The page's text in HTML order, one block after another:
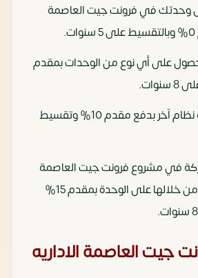
وحدتك في فرونت جيت العاصمة
على أي نوع من الوحدات بمقدم
أضافت الشركة نظام آخر بدفع مقدم 10% وتقسيط
في مشروع فرونت جيت العاصمة
الاداريه تحصل من خلالها على الوحدة بمقدم 15%
جيت العاصمة الاداريه